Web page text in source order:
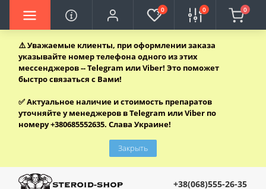
⚠️Уважаемые клиенты, при оформлении заказа
указывайте номер телефона одного из этих
мессенджеров -- Telegram или Viber! Это поможет
быстро связаться с Вами!
✅Актуальное наличие и стоимость препаратов
уточняйте у менеджеров в Telegram или Viber по
номеру +380685552635. Слава Украине!
Закрыть
0 0 0
+38(068)555-26-35